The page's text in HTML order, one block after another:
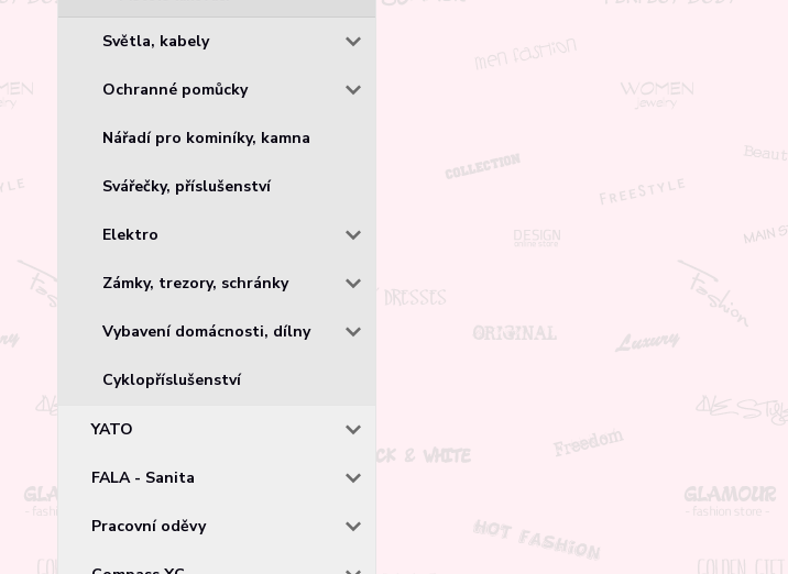
Světla, kabely
Ochranné pomůcky
Nářadí pro kominíky, kamna
Svářečky, příslušenství
Elektro
Zámky, trezory, schránky
Vybavení domácnosti, dílny
Cyklopříslušenství
YATO
FALA - Sanita
Pracovní oděvy